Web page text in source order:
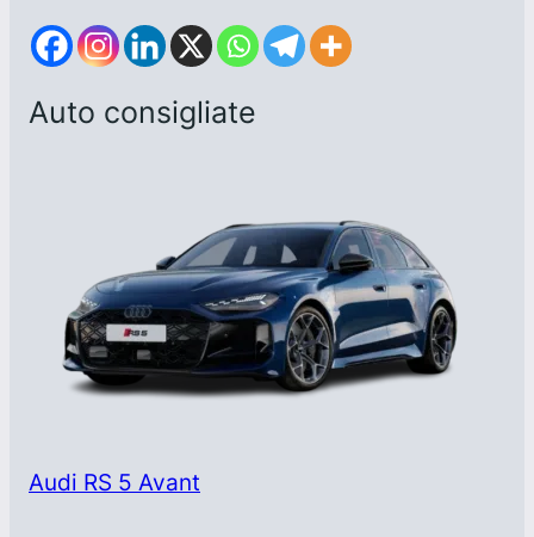
Auto consigliate
Audi RS 5 Avant